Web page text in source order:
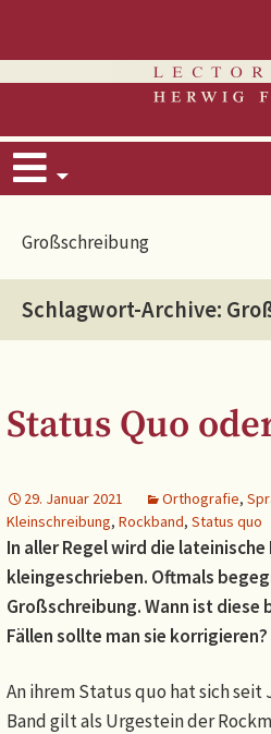
Großschreibung
Schlagwort-Archive:
Status Quo
29. Januar 2021 Orthografie,
Kleinschreibung, Rockband, Status quo
In aller Regel wird die
kleingeschrieben. Oftmals
Großschreibung. Wann ist diese
Fällen sollte man sie korrigieren?
An ihrem Status quo hat sich seit
Band gilt als Urgestein der